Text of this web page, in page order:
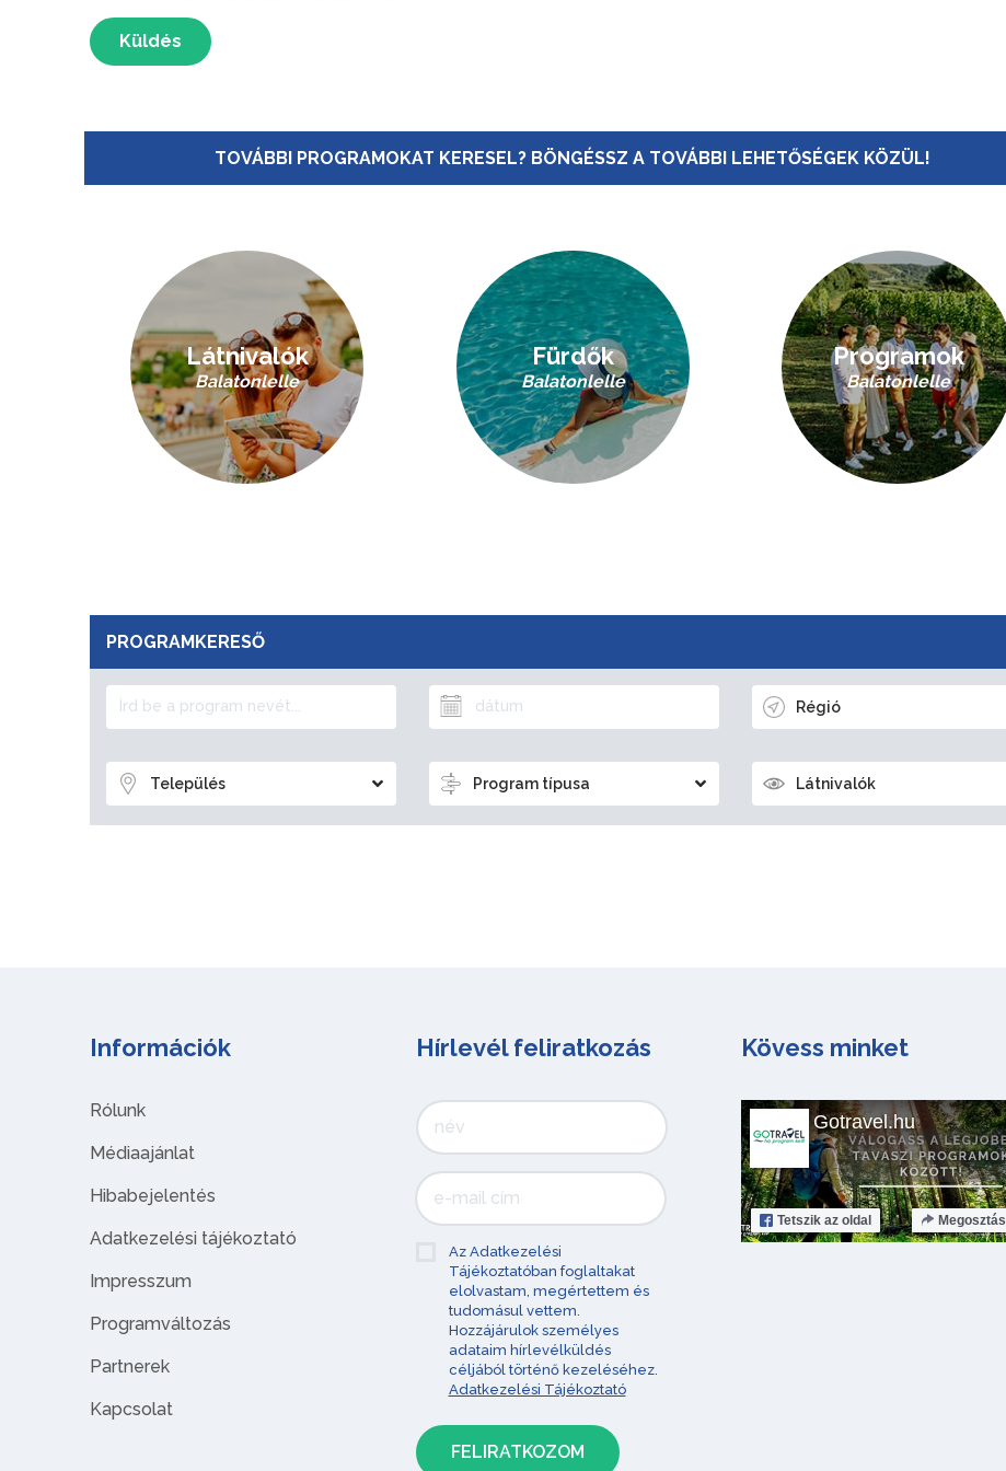
Küldés
TOVÁBBI PROGRAMOKAT KERESEL? BÖNGÉSSZ A TOVÁBBI LEHETŐSÉGEK KÖZÜL!
Látnivalók
Balatonlelle
Fürdők
Balatonlelle
Programok
Balatonlelle
PROGRAMKERESŐ
Régió
Település Program típusa Látnivalók
Információk
Rólunk
Médiaajánlat
Hibabejelentés
Adatkezelési tájékoztató
Impresszum
Programváltozás
Partnerek
Kapcsolat
Hírlevél feliratkozás
Az Adatkezelési
Tájékoztatóban foglaltakat
elolvastam, megértettem és
tudomásul vettem.
Hozzájárulok személyes
adataim hírlevélküldés
céljából történő kezeléséhez.
Adatkezelési Tájékoztató
Kövess minket
Gotravel.hu
Tetszik az oldal Megosztás